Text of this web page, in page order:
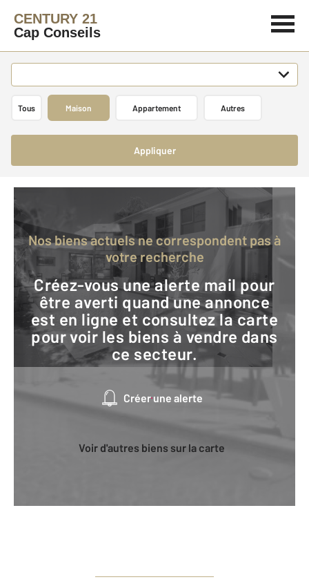
CENTURY 21
Cap Conseils
Tous Maison Appartement Autres
Appliquer
Nos biens actuels ne correspondent pas à
votre recherche
Créez-vous une alerte mail pour
être averti quand une annonce
est en ligne et consultez la carte
pour voir les biens à vendre dans
ce secteur.
Créer une alerte
Voir d'autres biens sur la carte